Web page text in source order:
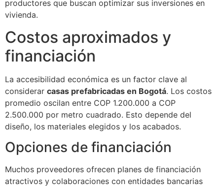
productores que buscan optimizar sus inversiones en
vivienda.
Costos aproximados y
financiación
La accesibilidad económica es un factor clave al
considerar casas prefabricadas en Bogotá. Los costos
promedio oscilan entre COP 1.200.000 a COP
2.500.000 por metro cuadrado. Esto depende del
diseño, los materiales elegidos y los acabados.
Opciones de financiación
Muchos proveedores ofrecen planes de financiación
atractivos y colaboraciones con entidades bancarias